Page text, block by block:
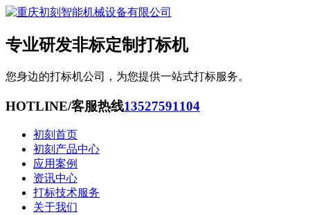
专业研发非标定制打标机
您身边的打标机公司，为您提供一站式打标服务。
HOTLINE/客服热线13527591104
初刻首页
初刻产品中心
应用案例
资讯中心
打标技术服务
关于我们